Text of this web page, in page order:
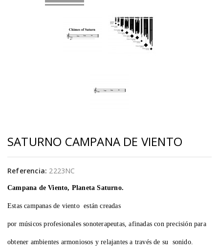
SATURNO CAMPANA DE VIENTO
Referencia: 2223NC
Campana de Viento, Planeta Saturno.
Estas campanas de viento están creadas
por músicos profesionales sonoterapeutas, afinadas con precisión para
obtener ambientes armoniosos y relajantes a través de su sonido.